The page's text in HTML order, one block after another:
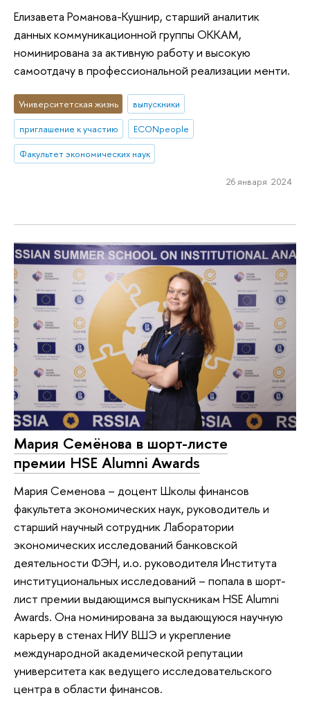
Елизавета Романова-Кушнир, старший аналитик
данных коммуникационной группы ОККАМ,
номинирована за активную работу и высокую
самоотдачу в профессиональной реализации менти.
Университетская жизнь
выпускники
приглашение к участию
ECONpeople
Факультет экономических наук
26 января 2024
Мария Семёнова в шорт-листе
премии HSE Alumni Awards
Мария Семенова – доцент Школы финансов
факультета экономических наук, руководитель и
старший научный сотрудник Лаборатории
экономических исследований банковской
деятельности ФЭН, и.о. руководителя Института
институциональных исследований – попала в шорт-
лист премии выдающимся выпускникам HSE Alumni
Awards. Она номинирована за выдающуюся научную
карьеру в стенах НИУ ВШЭ и укрепление
международной академической репутации
университета как ведущего исследовательского
центра в области финансов.